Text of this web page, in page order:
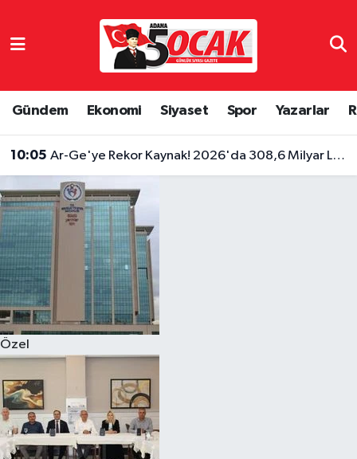
Gündem Ekonomi Siyaset Spor Yazarlar
10:05 Ar-Ge'ye Rekor Kaynak! 2026'da 308,6 Milyar Lira Ayrıldı
Özel
Dünya
Eğitim
Ekonomi
Gündem
Özel
Hava Durumu
Tüm Manşetler
Son Dakika Haberleri
Haber Arşivi